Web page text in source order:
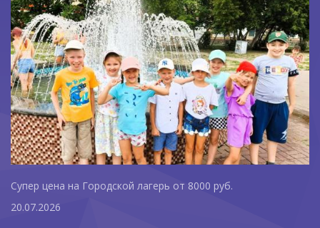
Супер цена на Городской лагерь от 8000 руб.
20.07.2026